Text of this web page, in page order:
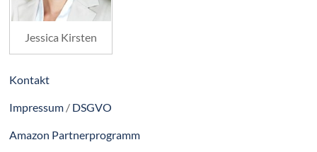
Jessica Kirsten
Kontakt
Impressum / DSGVO
Amazon Partnerprogramm